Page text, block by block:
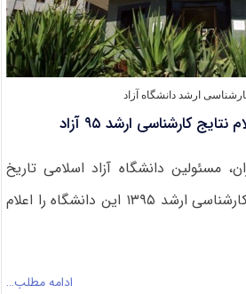
ارشد دانشگاه آزاد
کارشناسی ارشد ۹۵ آزاد
مسئولین دانشگاه آزاد اسلامی تاریخ
دقیق انتشار نتایج آزمون کارشناسی ارشد ۱۳۹۵ این دانشگاه را اعلام
ادامه مطلب…